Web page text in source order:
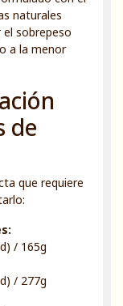
naturales
sobrepeso
a la menor
de
que requiere
/ 165g
/ 277g